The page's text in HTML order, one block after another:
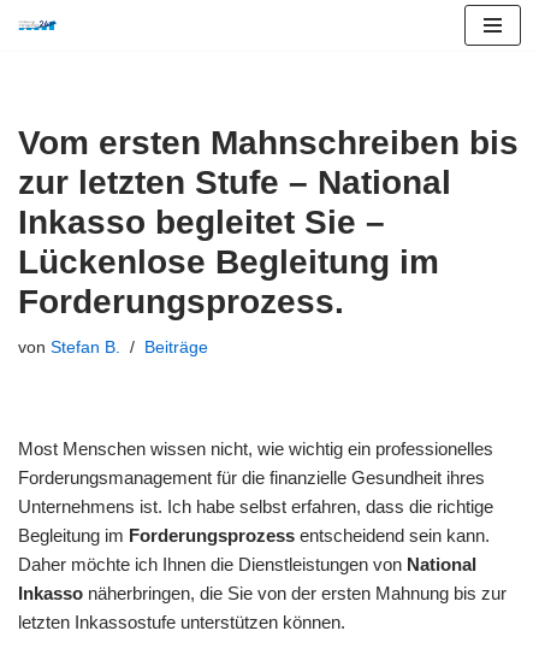
Vom ersten Mahnschreiben bis
zur letzten Stufe – National
Inkasso begleitet Sie –
Lückenlose Begleitung im
Forderungsprozess.
von Stefan B. Beiträge
Most Menschen wissen nicht, wie wichtig ein professionelles
Forderungsmanagement für die finanzielle Gesundheit ihres
Unternehmens ist. Ich habe selbst erfahren, dass die richtige
Begleitung im Forderungsprozess entscheidend sein kann.
Daher möchte ich Ihnen die Dienstleistungen von National
Inkasso näherbringen, die Sie von der ersten Mahnung bis zur
letzten Inkassostufe unterstützen können.